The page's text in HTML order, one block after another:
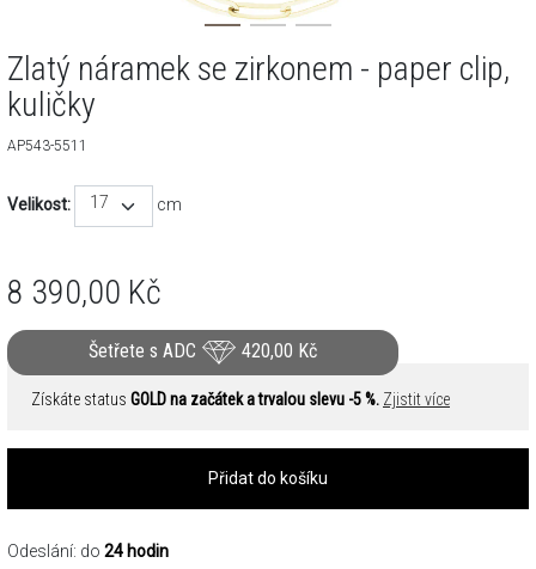
Zlatý náramek se zirkonem - paper clip,
kuličky
AP543-5511
Velikost: 17 cm
8 390,00 Kč
Šetřete s ADC 420,00 Kč
Získáte status GOLD na začátek a trvalou slevu -5 %. Zjistit více
Přidat do košíku
Odeslání: do 24 hodin